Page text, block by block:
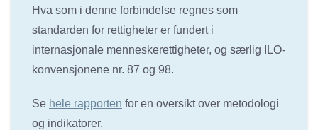
Hva som i denne forbindelse regnes som
standarden for rettigheter er fundert i
internasjonale menneskerettigheter, og særlig ILO-
konvensjonene nr. 87 og 98.
Se hele rapporten for en oversikt over metodologi
og indikatorer.